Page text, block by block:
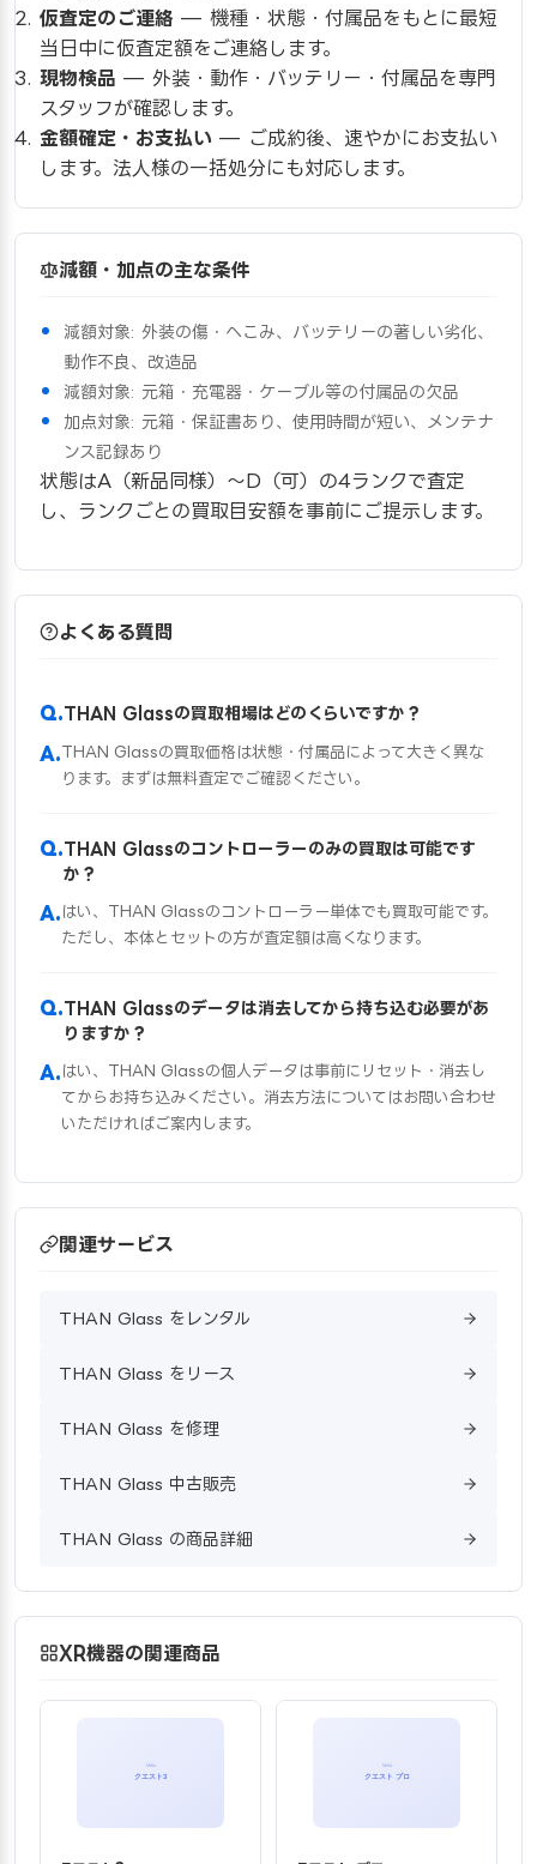
仮査定のご連絡 — 機種・状態・付属品をもとに最短
当日中に仮査定額をご連絡します。
現物検品 — 外装・動作・バッテリー・付属品を専門
スタッフが確認します。
金額確定・お支払い — ご成約後、速やかにお支払い
します。法人様の一括処分にも対応します。
減額・加点の主な条件
減額対象: 外装の傷・へこみ、バッテリーの著しい劣化、
動作不良、改造品
減額対象: 元箱・充電器・ケーブル等の付属品の欠品
加点対象: 元箱・保証書あり、使用時間が短い、メンテナ
ンス記録あり
状態はA（新品同様）〜D（可）の4ランクで査定
し、ランクごとの買取目安額を事前にご提示します。
よくある質問
THAN Glassの買取相場はどのくらいですか？
THAN Glassの買取価格は状態・付属品によって大きく異な
ります。まずは無料査定でご確認ください。
THAN Glassのコントローラーのみの買取は可能です
か？
はい、THAN Glassのコントローラー単体でも買取可能です。
ただし、本体とセットの方が査定額は高くなります。
THAN Glassのデータは消去してから持ち込む必要があ
りますか？
はい、THAN Glassの個人データは事前にリセット・消去し
てからお持ち込みください。消去方法についてはお問い合わせ
いただければご案内します。
関連サービス
THAN Glass をレンタル
THAN Glass をリース
THAN Glass を修理
THAN Glass 中古販売
THAN Glass の商品詳細
XR機器の関連商品